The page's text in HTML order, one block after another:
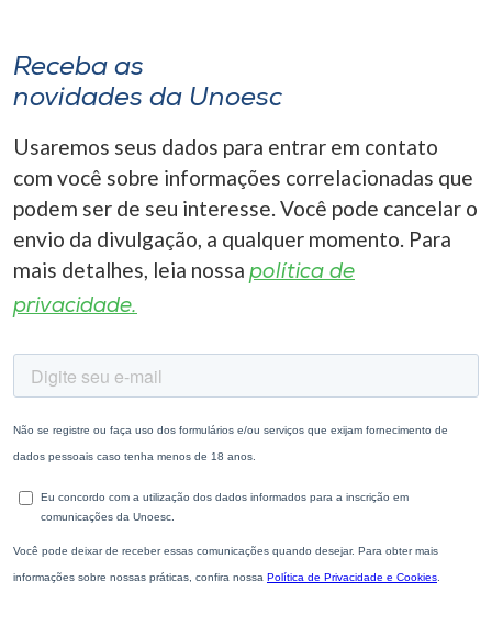
Receba as
novidades da Unoesc
Usaremos seus dados para entrar em contato
com você sobre informações correlacionadas que
podem ser de seu interesse. Você pode cancelar o
envio da divulgação, a qualquer momento. Para
mais detalhes, leia nossa política de
privacidade.